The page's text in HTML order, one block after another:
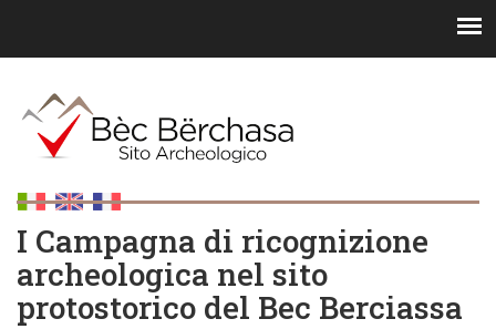
I Campagna di ricognizione
archeologica nel sito
protostorico del Bec Berciassa